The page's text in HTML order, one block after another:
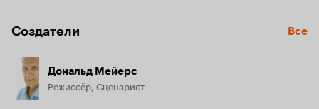
Создатели Все
Дональд Мейерс
Режиссёр, Сценарист